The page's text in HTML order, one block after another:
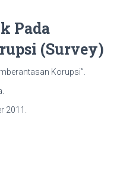
Pada
(Survey)
Korupsi”.
2011.